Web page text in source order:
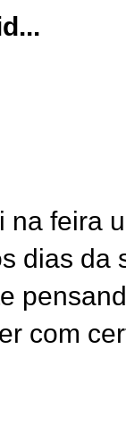
na feira
dias da
com